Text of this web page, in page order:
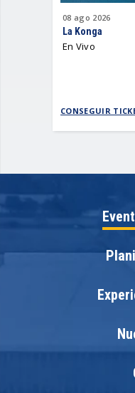
08 ago 2026
La Konga
En Vivo
CONSEGUIR